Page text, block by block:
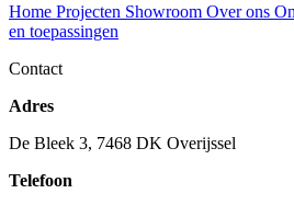
Home Projecten Showroom Over ons
en toepassingen
Contact
Adres
De Bleek 3, 7468 DK Overijssel
Telefoon